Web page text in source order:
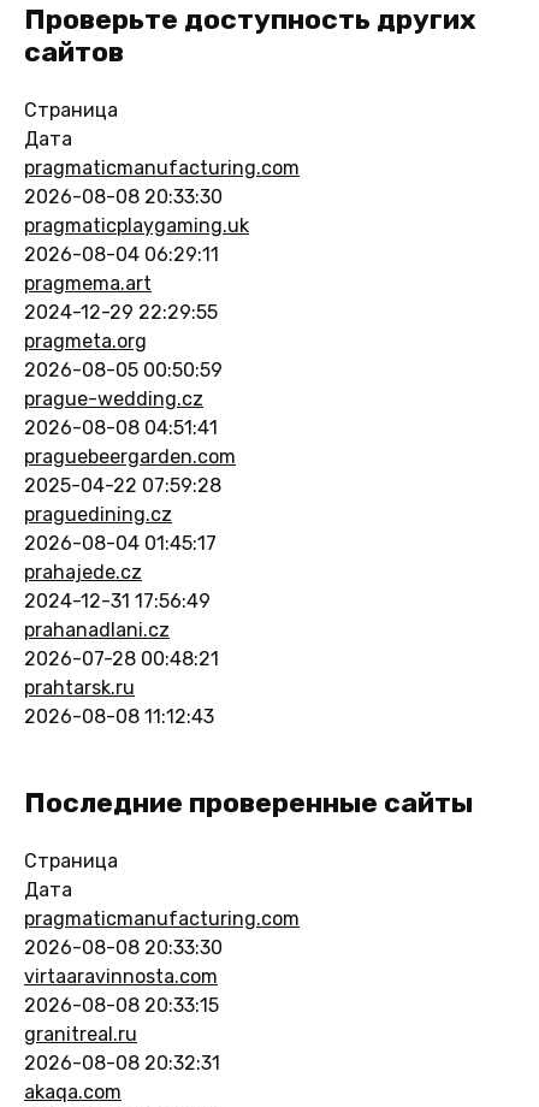
Проверьте доступность других
сайтов
Страница
Дата
pragmaticmanufacturing.com
2026-08-08 20:33:30
pragmaticplaygaming.uk
2026-08-04 06:29:11
pragmema.art
2024-12-29 22:29:55
pragmeta.org
2026-08-05 00:50:59
prague-wedding.cz
2026-08-08 04:51:41
praguebeergarden.com
2025-04-22 07:59:28
praguedining.cz
2026-08-04 01:45:17
prahajede.cz
2024-12-31 17:56:49
prahanadlani.cz
2026-07-28 00:48:21
prahtarsk.ru
2026-08-08 11:12:43
Последние проверенные сайты
Страница
Дата
pragmaticmanufacturing.com
2026-08-08 20:33:30
virtaaravinnosta.com
2026-08-08 20:33:15
granitreal.ru
2026-08-08 20:32:31
akaqa.com